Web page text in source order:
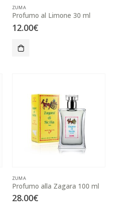
ZUMA
Profumo al Limone 30 ml
12.00€
ZUMA
Profumo alla Zagara 100 ml
28.00€